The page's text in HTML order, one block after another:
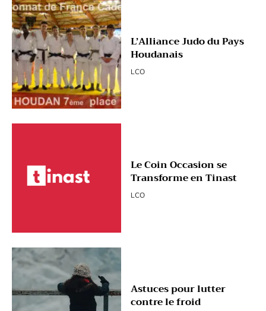
L’Alliance Judo du Pays
Houdanais
LCO
Le Coin Occasion se
Transforme en Tinast
LCO
Astuces pour lutter
contre le froid